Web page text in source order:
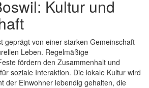
Kultur und
geprägt von einer starken Gemeinschaft
Leben. Regelmäßige
fördern den Zusammenhalt und
soziale Interaktion. Die lokale Kultur wird
der Einwohner lebendig gehalten, die